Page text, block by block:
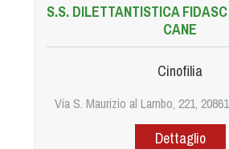
S.S. DILETTANTISTICA
CANE
Cinofilia
Via S. Maurizio al Lambo, 221,
Dettaglio